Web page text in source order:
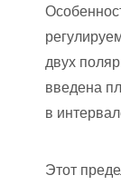
двух
введена
в
Этот